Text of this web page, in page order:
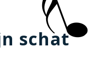
schat